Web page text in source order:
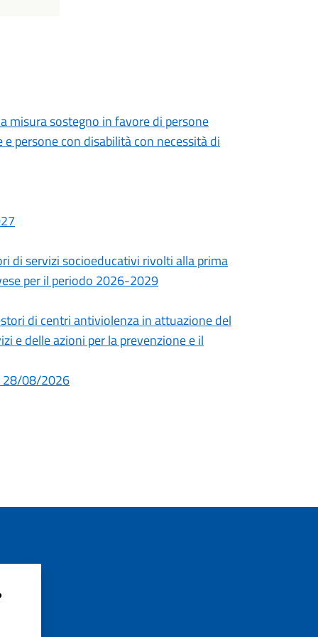
misura sostegno in favore di persone
persone con disabilità con necessità di
di servizi socioeducativi rivolti alla prima
per il periodo 2026-2029
di centri antiviolenza in attuazione del
e delle azioni per la prevenzione e il
28/08/2026